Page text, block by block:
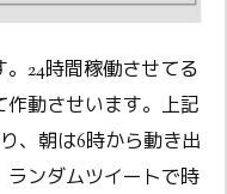
24時間稼働させてる
動させいます。上記
、朝は6時から動き出
ンダムツイートで時